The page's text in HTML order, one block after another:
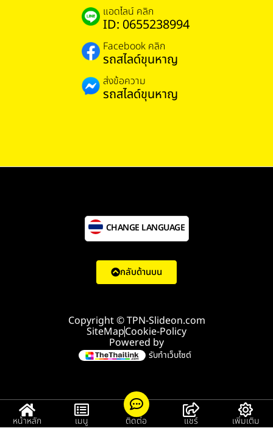
แอดไลน์ คลิก
ID: 0655238994
Facebook คลิก
รถสไลด์ขุนหาญ
ส่งข้อความ
รถสไลด์ขุนหาญ
Copyright © TPN-Slideon.com
SiteMapCookie-Policy
Powered by
รับทำเว็บไซต์
CHANGE LANGUAGE
กลับด้านบน
หน้าหลัก เมนู ติดต่อ แชร์ เพิ่มเติม